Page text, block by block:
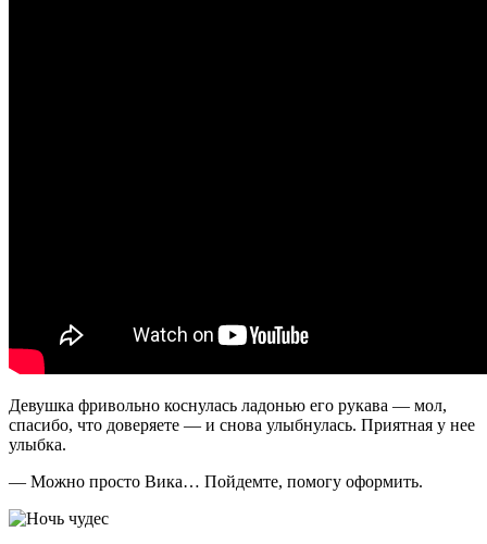
Девушка фривольно коснулась ладонью его рукава — мол,
спасибо, что доверяете — и снова улыбнулась. Приятная у нее
улыбка.
— Можно просто Вика… Пойдемте, помогу оформить.